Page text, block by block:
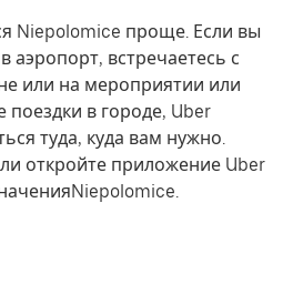
Niepolomice проще. Если вы
аэропорт, встречаетесь с
или на мероприятии или
в городе, Uber
туда, куда вам нужно.
откройте приложение Uber